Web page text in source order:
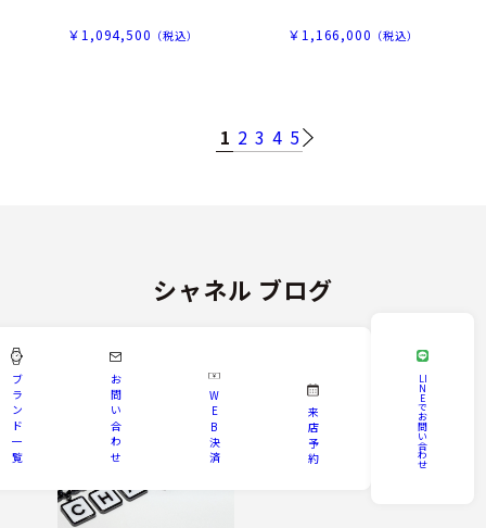
￥1,094,500 （税込） ￥1,166,000 （税込）
1 2 3 4 5
シャネル ブログ
ブ
ラ
ン
ド
一
覧
お
問
い
合
わ
せ
W
E
B
決
済
来
店
予
約
LI
N
E
で
お
問
い
合
わ
せ